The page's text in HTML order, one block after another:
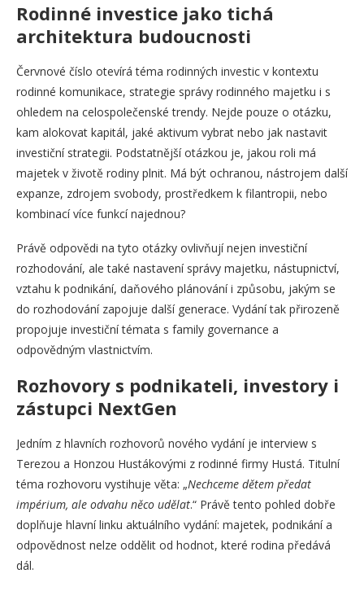
Rodinné investice jako tichá
architektura budoucnosti
Červnové číslo otevírá téma rodinných investic v kontextu
rodinné komunikace, strategie správy rodinného majetku i s
ohledem na celospolečenské trendy. Nejde pouze o otázku,
kam alokovat kapitál, jaké aktivum vybrat nebo jak nastavit
investiční strategii. Podstatnější otázkou je, jakou roli má
majetek v životě rodiny plnit. Má být ochranou, nástrojem další
expanze, zdrojem svobody, prostředkem k filantropii, nebo
kombinací více funkcí najednou?
Právě odpovědi na tyto otázky ovlivňují nejen investiční
rozhodování, ale také nastavení správy majetku, nástupnictví,
vztahu k podnikání, daňového plánování i způsobu, jakým se
do rozhodování zapojuje další generace. Vydání tak přirozeně
propojuje investiční témata s family governance a
odpovědným vlastnictvím.
Rozhovory s podnikateli, investory i
zástupci NextGen
Jedním z hlavních rozhovorů nového vydání je interview s
Terezou a Honzou Hustákovými z rodinné firmy Hustá. Titulní
téma rozhovoru vystihuje věta: „Nechceme dětem předat
impérium, ale odvahu něco udělat.“ Právě tento pohled dobře
doplňuje hlavní linku aktuálního vydání: majetek, podnikání a
odpovědnost nelze oddělit od hodnot, které rodina předává
dál.